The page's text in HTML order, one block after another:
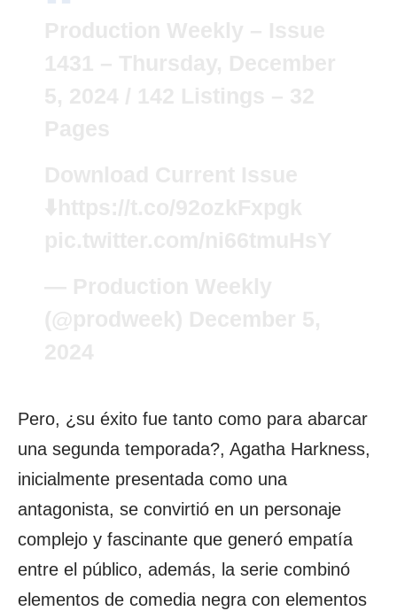
Pero, ¿su éxito fue tanto como para abarcar
una segunda temporada?, Agatha Harkness,
inicialmente presentada como una
antagonista, se convirtió en un personaje
complejo y fascinante que generó empatía
entre el público, además, la serie combinó
elementos de comedia negra con elementos